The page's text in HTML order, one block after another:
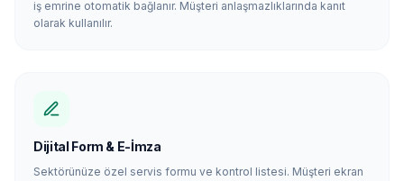
iş emrine otomatik bağlanır. Müşteri anlaşmazlıklarında kanıt
olarak kullanılır.
Dijital Form & E-İmza
Sektörünüze özel servis formu ve kontrol listesi. Müşteri ekran